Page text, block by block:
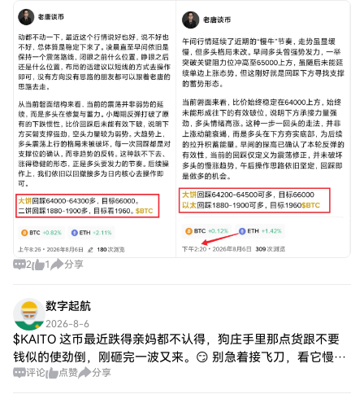
浪上升的行情了。小周期里，低点一个比一个高，短线企稳的
信号越来越清晰。这种走一步、退半步的
2 1 分享
数字起航
2026-8-6
$KAITO 这币最近跌得亲妈都不认得，狗庄手里那点货跟不要
钱似的使劲倒，刚砸完一波又来。😏 别急着接飞刀，看它慢慢
漏气不香吗？🤭 我反正搬好小板凳了。 {future}(KAITOUSDT)
评论 点赞 分享